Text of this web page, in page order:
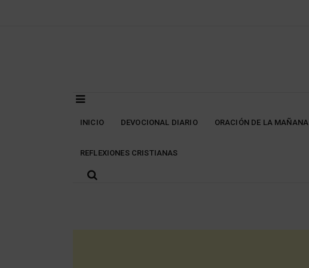
INICIO DEVOCIONAL DIARIO ORACIÓN DE LA MAÑANA
REFLEXIONES CRISTIANAS